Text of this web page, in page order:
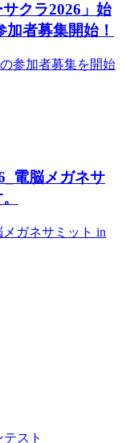
クラ2026」始
者募集開始！
参加者募集を開始
電脳メガネサ
ガネサミット in
スト